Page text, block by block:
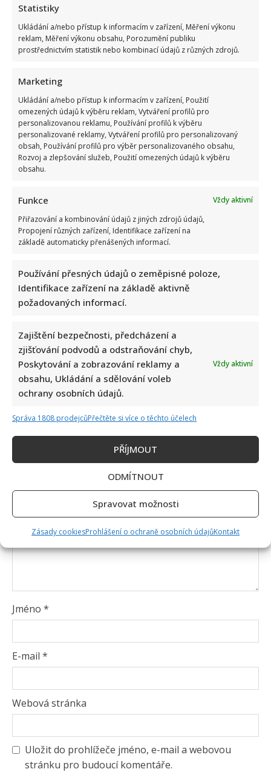
Statistiky
Ukládání a/nebo přístup k informacím v zařízení, Měření výkonu
reklam, Měření výkonu obsahu, Porozumění publiku
prostřednictvím statistik nebo kombinací údajů z různých zdrojů.
Marketing
Ukládání a/nebo přístup k informacím v zařízení, Použití
omezených údajů k výběru reklam, Vytváření profilů pro
personalizovanou reklamu, Používání profilů k výběru
personalizované reklamy, Vytváření profilů pro personalizovaný
obsah, Používání profilů pro výběr personalizovaného obsahu,
Rozvoj a zlepšování služeb, Použití omezených údajů k výběru
obsahu.
Funkce
Vždy aktivní
Přiřazování a kombinování údajů z jiných zdrojů údajů,
Propojení různých zařízení, Identifikace zařízení na
základě automaticky přenášených informací.
Používání přesných údajů o zeměpisné poloze,
Identifikace zařízení na základě aktivně
požadovaných informací.
Zajištění bezpečnosti, předcházení a
zjišťování podvodů a odstraňování chyb,
Poskytování a zobrazování reklamy a
obsahu, Ukládání a sdělování voleb
ochrany osobních údajů.
Vždy aktivní
Správa 1808 prodejcůPřečtěte si více o těchto účelech
PŘÍJMOUT
ODMÍTNOUT
Spravovat možnosti
Zásady cookiesProhlášení o ochraně osobních údajůKontakt
Napsat komentář
Vyžadované informace jsou označeny*
Komentář*
Jméno *
E-mail *
Webová stránka
Uložit do prohlížeče jméno, e-mail a webovou
stránku pro budoucí komentáře.